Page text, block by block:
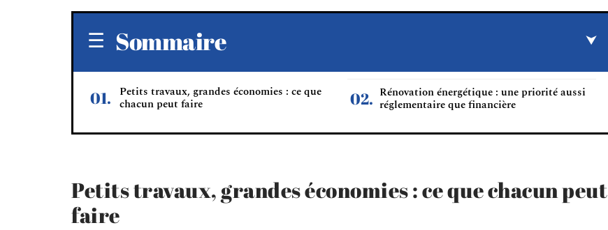
Sommaire
Petits travaux, grandes économies : ce que
chacun peut faire
Rénovation énergétique : une priorité aussi
réglementaire que financière
Petits travaux, grandes économies : ce que chacun peut
faire